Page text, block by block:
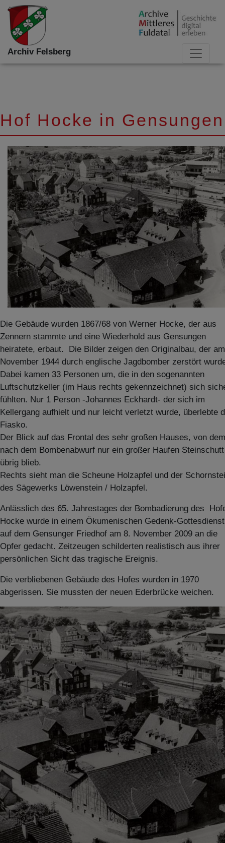
Archiv Felsberg
Hof Hocke in Gensungen
Die Gebäude wurden 1867/68 von Werner Hocke, der aus
Zennern stammte und eine Wiederhold aus Gensungen
heiratete, erbaut. Die Bilder zeigen den Originalbau, der
November 1944 durch englische Jagdbomber zerstört
Dabei kamen 33 Personen um, die in den sogenannten
Luftschutzkeller (im Haus rechts gekennzeichnet) sich
fühlten. Nur 1 Person -Johannes Eckhardt- der sich im
Kellergang aufhielt und nur leicht verletzt wurde, überlebte
Fiasko.
Der Blick auf das Frontal des sehr großen Hauses, von dem
nach dem Bombenabwurf nur ein großer Haufen Steinschutt
übrig blieb.
Rechts sieht man die Scheune Holzapfel und der
des Sägewerks Löwenstein / Holzapfel.
Anlässlich des 65. Jahrestages der Bombadierung des
Hocke wurde in einem Ökumenischen Gedenk-Gottesdienst
auf dem Gensunger Friedhof am 8. November 2009 an die
Opfer gedacht. Zeitzeugen schilderten realistisch aus ihrer
persönlichen Sicht das tragische Ereignis.
Die verbliebenen Gebäude des Hofes wurden in 1970
abgerissen. Sie mussten der neuen Ederbrücke weichen.